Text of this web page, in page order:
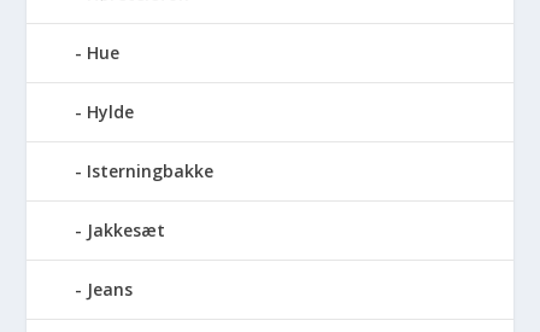
Hue
Hylde
Isterningbakke
Jakkesæt
Jeans